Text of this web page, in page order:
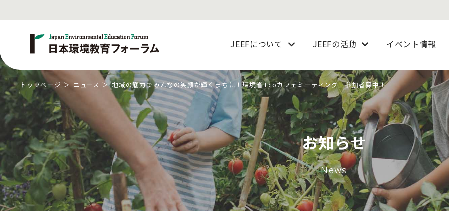
JEEFについて JEEFの活動 イベント情報
お知らせ
News
トップページ ニュース 地域の底力でみんなの笑顔が輝くまちに！環境省 Ecoカフェミーティング 参加者募中！